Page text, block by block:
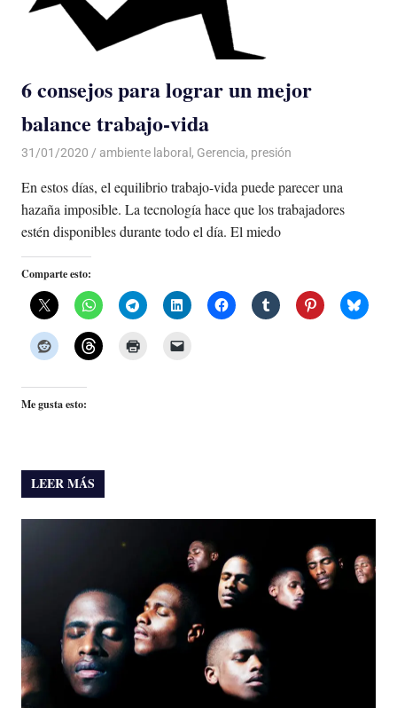
6 consejos para lograr un mejor
balance trabajo-vida
31/01/2020 De todo un Poco
ambiente laboral , Gerencia, presión
En estos días, el equilibrio trabajo-vida puede parecer una
hazaña imposible. La tecnología hace que los trabajadores
estén disponibles durante todo el día. El miedo
Comparte esto:
Me gusta esto:
LEER MÁS